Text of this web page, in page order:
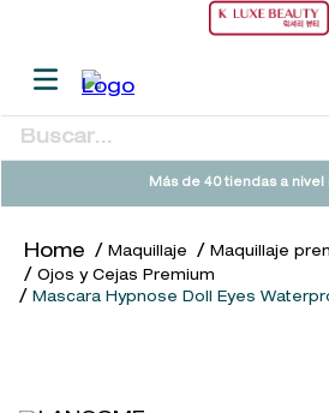
Buscar...
Más de 40 tiendas a nivel
Maquillaje Maquillaje
Ojos y Cejas Premium
Mascara Hypnose Doll Eyes
TÉRMINOS MÁS BUSCADOS
2.
sol ipanema
.
cleanance